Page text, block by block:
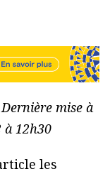
mise à
à 12h30
les